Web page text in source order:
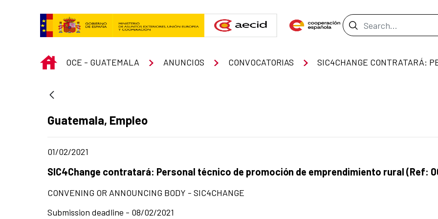
Search Bar
INICIO
OCE - GUATEMALA ANUNCIOS CONVOCATORIAS
Ad section:
Guatemala, Empleo
Date of publication of the news item
01/02/2021
Title of the announcement:
SIC4Change contratará: Personal técnico de promoción de emprendimiento rural (Ref:
CONVENING OR ANNOUNCING BODY - SIC4CHANGE
Submission deadline - 08/02/2021